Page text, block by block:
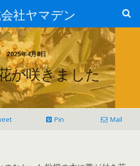
社ヤマデン
2025年4月8日
が咲きました
Pin Mail